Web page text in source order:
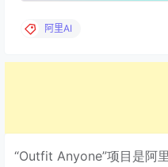
阿里AI
“Outfit Anyone”项目是阿